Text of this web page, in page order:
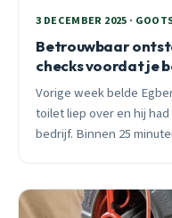
3 DECEMBER 2025 ·
Betrouwbaar
checks voordat je
Vorige week belde
toilet liep over en hij had
bedrijf. Binnen 25